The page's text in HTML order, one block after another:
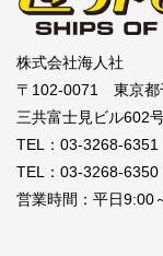
株式会社海人社
〒102-0071 東京都
三共富士見ビル602
TEL：03-3268-6351
TEL：03-3268-6350
営業時間：平日9:00